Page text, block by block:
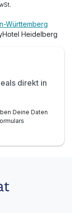
Württemberg
Heidelberg
direkt in
Deine Daten